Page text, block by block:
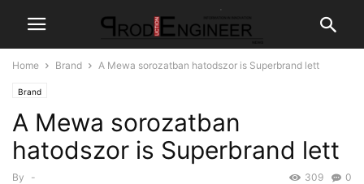
Home Brand A Mewa sorozatban hatodszor is Superbrand lett
Brand
A Mewa sorozatban
hatodszor is Superbrand lett
By - 0
309